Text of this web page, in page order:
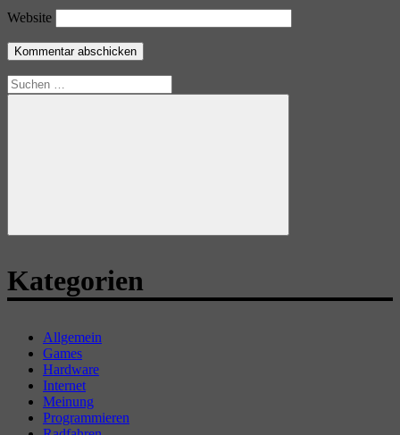
Website
Suchen
nach:
Suchen
Kategorien
Allgemein
Games
Hardware
Internet
Meinung
Programmieren